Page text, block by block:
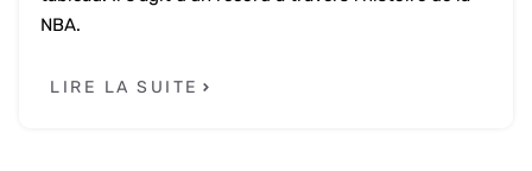
NBA.
LIRE LA SUITE